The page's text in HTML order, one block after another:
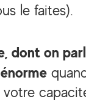
le faites).
dont on
votre